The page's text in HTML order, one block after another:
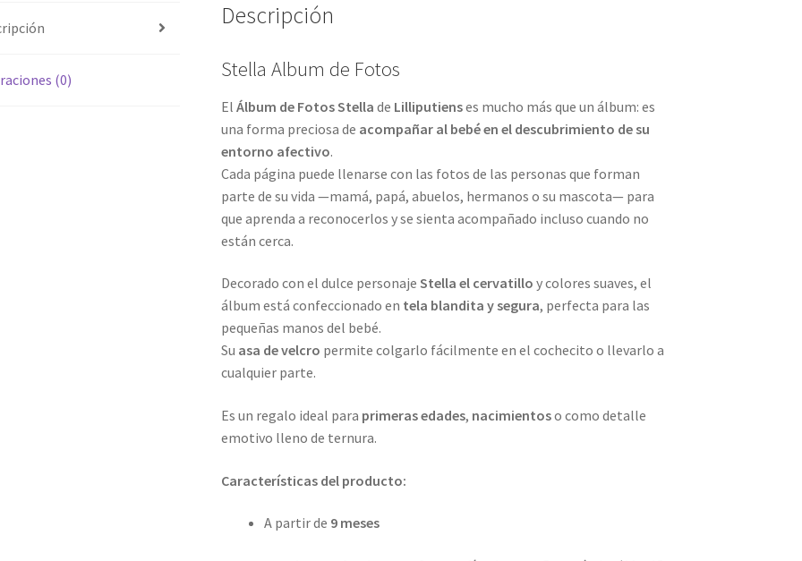
(0)
Descripción
Stella Album de Fotos
ElÁlbum de Fotos Stella de Lilliputienses mucho más que un álbum: es
una forma preciosa de acompañar al bebé en el descubrimiento de su
entorno afectivo.
Cada página puede llenarse con las fotos de las personas que forman
parte de su vida —mamá, papá, abuelos, hermanos o su mascota— para
que aprenda a reconocerlos y se sienta acompañado incluso cuando no
están cerca.
Decorado con el dulce personajeStella el cervatillo y colores suaves, el
álbum está confeccionado en tela blandita y segura, perfecta para las
pequeñas manos del bebé.
Su asa de velcro permite colgarlo fácilmente en el cochecito o llevarlo a
cualquier parte.
Es un regalo ideal para primeras edades, nacimientoso como detalle
emotivo lleno de ternura.
Características del producto:
A partir de 9 meses